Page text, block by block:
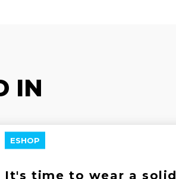
IN
ESHOP
It's time to wear a solid